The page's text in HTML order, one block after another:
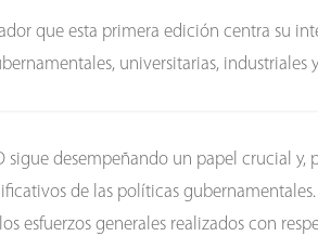
que esta primera edición centra su
universitarias,
sigue desempeñando un papel crucial
de las políticas
esfuerzos generales realizados con